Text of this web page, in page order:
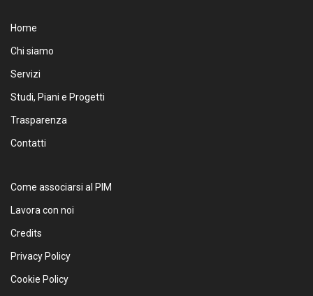
Home
Chi siamo
Servizi
Studi, Piani e Progetti
Trasparenza
Contatti
Come associarsi al PIM
Lavora con noi
Credits
Privacy Policy
Cookie Policy